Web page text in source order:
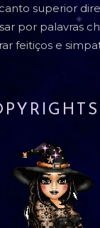
superior
por palavras
feitiços e